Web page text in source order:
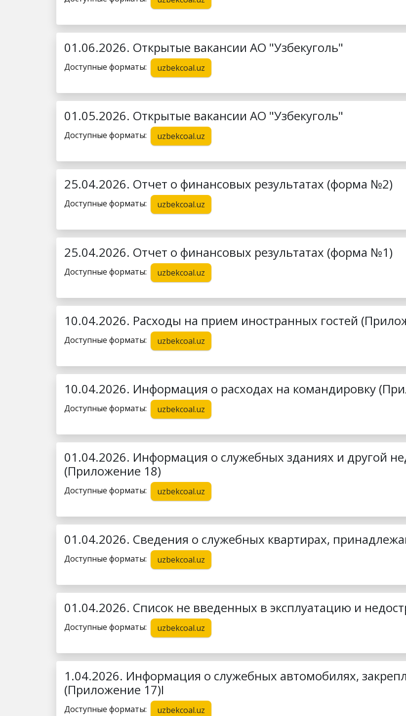
01.06.2026. Открытые вакансии АО "Узбекуголь"
Доступные форматы: uzbekcoal.uz
01.05.2026. Открытые вакансии АО "Узбекуголь"
Доступные форматы: uzbekcoal.uz
25.04.2026. Отчет о финансовых результатах (форма №2)
Доступные форматы: uzbekcoal.uz
25.04.2026. Отчет о финансовых результатах (форма №1)
Доступные форматы: uzbekcoal.uz
10.04.2026. Расходы на прием иностранных гостей
Доступные форматы: uzbekcoal.uz
10.04.2026. Информация о расходах на командировку
Доступные форматы: uzbekcoal.uz
01.04.2026. Информация о служебных зданиях и другой
(Приложение 18)
Доступные форматы: uzbekcoal.uz
01.04.2026. Сведения о служебных квартирах,
Доступные форматы: uzbekcoal.uz
01.04.2026. Список не введенных в эксплуатацию и
Доступные форматы: uzbekcoal.uz
1.04.2026. Информация о служебных автомобилях,
(Приложение 17)I
Доступные форматы: uzbekcoal.uz